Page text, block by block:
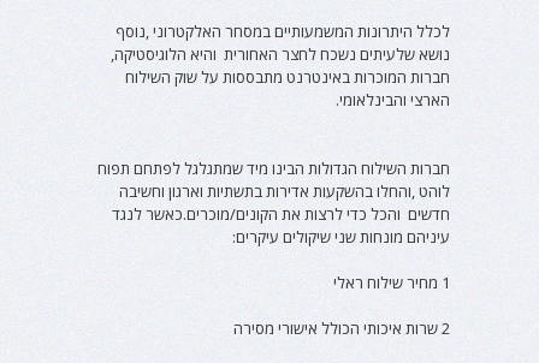
לכלל היתרונות המשמעותיים במסחר האלקטרוני ,נוסף
נושא שלעיתים נשכח לחצר האחורית והיא הלוגיסטיקה,
חברות המוכרות באינטרנט מתבססות על שוק השילוח
הארצי והבינלאומי.
חברות השילוח הגדולות הבינו מיד שמתגלגל לפתחם תפוח
לוהט ,והחלו בהשקעות אדירות בתשתיות וארגון וחשיבה
חדשים והכל כדי לרצות את הקונים/מוכרים.כאשר לנגד
עיניהם מונחות שני שיקולים עיקרים:
1 מחיר שילוח ראלי
2 שרות איכותי הכולל אישורי מסירה